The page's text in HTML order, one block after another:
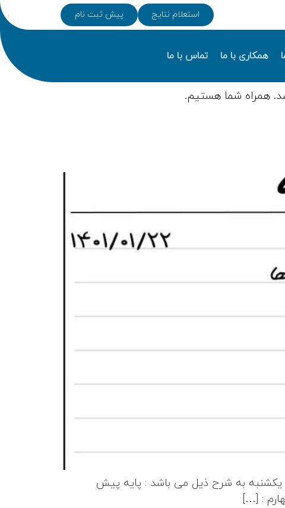
پیش ثبت نام استعلام نتایج
همکاری با ما تماس با ما
همراه شما هستیم.
یکشنبه به شرح ذیل می باشد : پایه پیش